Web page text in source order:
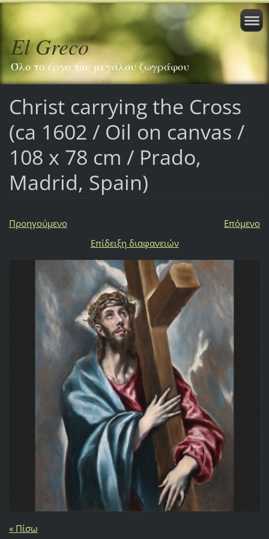
El Greco
Όλο το έργο του μεγάλου ζωγράφου
Christ carrying the Cross
(ca 1602 / Oil on canvas /
108 x 78 cm / Prado,
Madrid, Spain)
Προηγούμενο
Επόμενο
Επίδειξη διαφανειών
« Πίσω